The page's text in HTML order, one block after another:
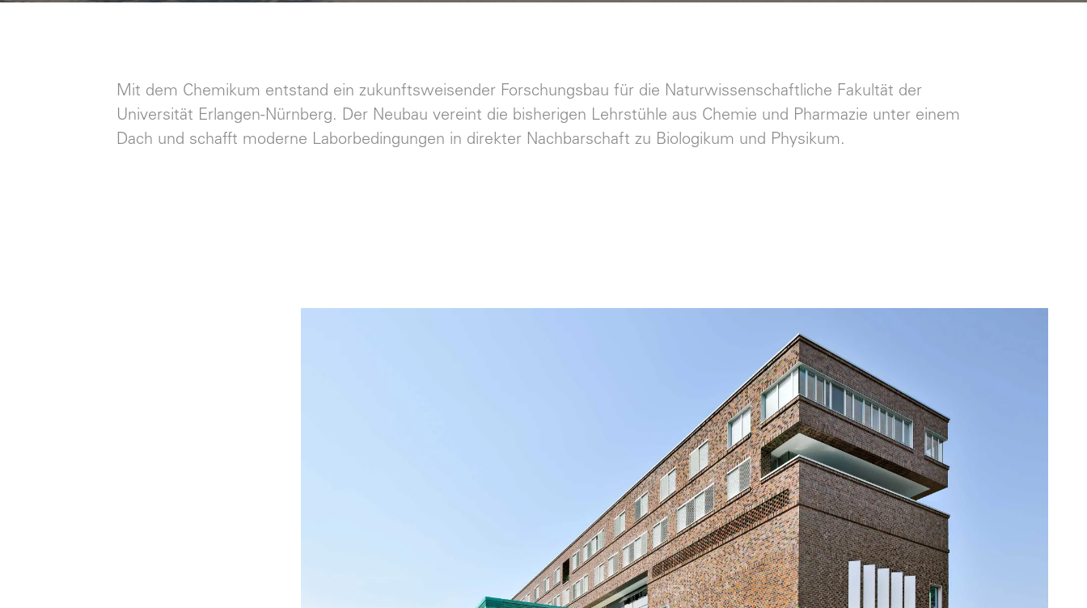
Mit dem Chemikum entstand ein zukunftsweisender Forschungsbau für die Naturwissenschaftliche Fakultät der
Universität Erlangen-Nürnberg. Der Neubau vereint die bisherigen Lehrstühle aus Chemie und Pharmazie unter einem
Dach und schafft moderne Laborbedingungen in direkter Nachbarschaft zu Biologikum und Physikum.